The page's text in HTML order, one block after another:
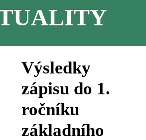
Výsledky
zápisu do 1.
ročníku
základního